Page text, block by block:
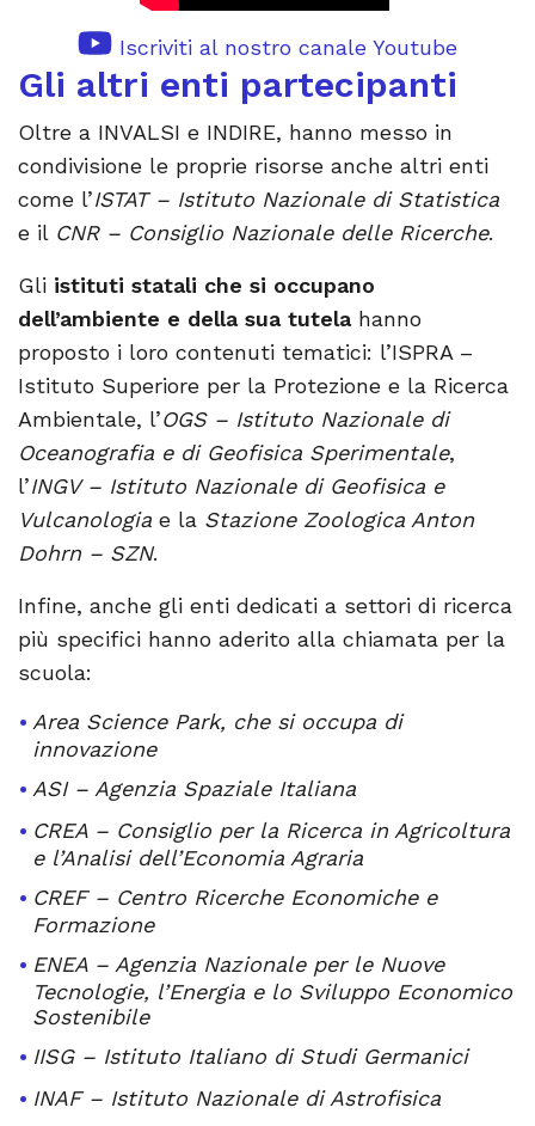
Iscriviti al nostro canale Youtube
Gli altri enti partecipanti
Oltre a INVALSI e INDIRE, hanno messo in
condivisione le proprie risorse anche altri enti
come l’ISTAT – Istituto Nazionale di Statistica
e il CNR – Consiglio Nazionale delle Ricerche.
Gli istituti statali che si occupano
dell’ambiente e della sua tutelahanno
proposto i loro contenuti tematici: l’ISPRA –
Istituto Superiore per la Protezione e la Ricerca
Ambientale, l’OGS – Istituto Nazionale di
Oceanografia e di Geofisica Sperimentale,
l’INGV – Istituto Nazionale di Geofisica e
Vulcanologia e la Stazione Zoologica Anton
Dohrn – SZN.
Infine, anche gli enti dedicati a settori di ricerca
più specifici hanno aderito alla chiamata per la
scuola:
Area Science Park, che si occupa di
innovazione
ASI – Agenzia Spaziale Italiana
CREA – Consiglio per la Ricerca in Agricoltura
e l’Analisi dell’Economia Agraria
CREF – Centro Ricerche Economiche e
Formazione
ENEA – Agenzia Nazionale per le Nuove
Tecnologie, l’Energia e lo Sviluppo Economico
Sostenibile
IISG – Istituto Italiano di Studi Germanici
INAF – Istituto Nazionale di Astrofisica